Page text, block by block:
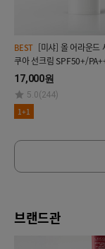
BEST
쿠아 선크림 SPF50+/
17,000원
5.0(244)
1+1
브랜드관